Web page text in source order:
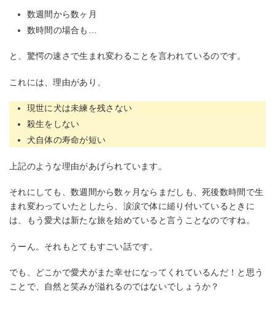
数週間から数ヶ月
数時間の場合も…
と、驚愕の速さで生まれ変わることを言われているのです。
これには、理由があり、
現世に犬は未練を残さない
殺生をしない
犬自体の寿命が短い
上記のような理由があげられています。
それにしても、数週間から数ヶ月ならまだしも、死後数時間で生
まれ変わっていたとしたら、涙涙で体に縋り付いているときに
は、もう愛犬は新たな旅を始めていると言うことなのですね。
うーん。それもとてもすごい話です。
でも、どこかで愛犬がまた幸せになってくれているんだ！と思う
ことで、自然と笑みが溢れるのではないでしょうか？